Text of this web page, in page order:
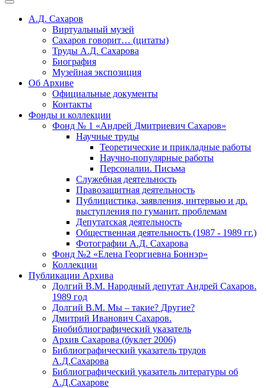
А.Д. Сахаров
Виртуальный музей
Сахаров говорит… (цитаты)
Труды А.Д. Сахарова
Биография
Музейная экспозиция
Об Архиве
Официальные документы
Контакты
Фонды и коллекции
Фонд № 1 «Андрей Дмитриевич Сахаров»
Научные труды
Теоретические и прикладные работы
Научно-популярные работы
Персоналии. Письма
Служебная деятельность
Правозащитная деятельность
Публицистика, заявления, интервью и др.
выступления по гуманит. проблемам
Депутатская деятельность
Общественная деятельность (1987 - 1989 гг.)
Фотографии А.Д. Сахарова
Фонд №2 «Елена Георгиевна Боннэр»
Коллекции
Публикации Архива
Долгий В.М. Народный депутат Андрей Сахаров.
1989 год
Долгий В.М. Мы – такие? Другие?
Дмитрий Иванович Сахаров.
Биобиблиографический указатель
Архив Сахарова (буклет 2006)
Библиографический указатель трудов
А.Д.Сахарова
Библиографический указатель литературы об
А.Д.Сахарове